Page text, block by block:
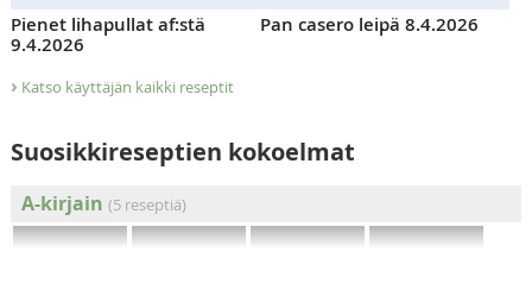
Pienet lihapullat af:stä
9.4.2026
Pan casero leipä 8.4.2026
› Katso käyttäjän kaikki reseptit
Suosikkireseptien kokoelmat
A-kirjain (5 reseptiä)